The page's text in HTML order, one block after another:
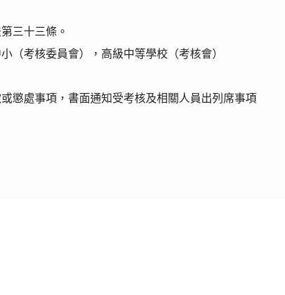
三十三條。
（考核委員會），高級中等學校（考核會）
懲處事項， 書面通知受考核及相關人員出列席事項